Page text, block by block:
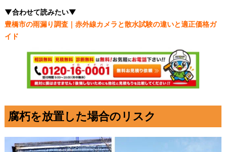
▼合わせて読みたい▼
豊橋市の雨漏り調査｜赤外線カメラと散水試験の違いと適正価格ガ
イド
腐朽を放置した場合のリスク